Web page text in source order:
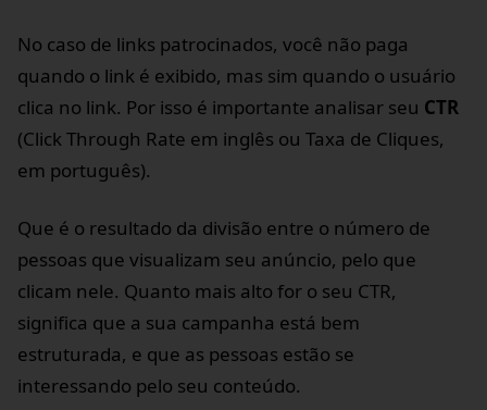
No caso de links patrocinados, você não paga
quando o link é exibido, mas sim quando o usuário
clica no link. Por isso é importante analisar seu CTR
(Click Through Rate em inglês ou Taxa de Cliques,
em português).
Que é o resultado da divisão entre o número de
pessoas que visualizam seu anúncio, pelo que
clicam nele. Quanto mais alto for o seu CTR,
significa que a sua campanha está bem
estruturada, e que as pessoas estão se
interessando pelo seu conteúdo.